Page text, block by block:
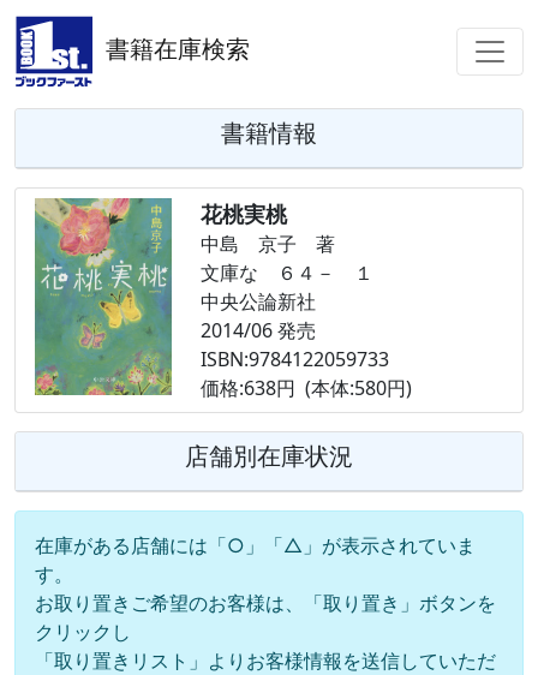
書籍在庫検索
書籍情報
花桃実桃
中島 京子 著
文庫な ６４－ １
中央公論新社
2014/06 発売
ISBN:9784122059733
価格:638円 (本体:580円)
店舗別在庫状況
在庫がある店舗には「○」「△」が表示されていま
す。
お取り置きご希望のお客様は、「取り置き」ボタンを
クリックし
「取り置きリスト」よりお客様情報を送信していただ